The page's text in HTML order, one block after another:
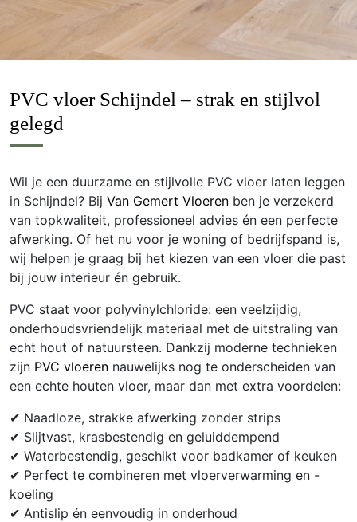
PVC vloer Schijndel – strak en stijlvol
gelegd
Wil je een duurzame en stijlvolle PVC vloer laten leggen
in Schijndel? Bij Van Gemert Vloeren ben je verzekerd
van topkwaliteit, professioneel advies én een perfecte
afwerking. Of het nu voor je woning of bedrijfspand is,
wij helpen je graag bij het kiezen van een vloer die past
bij jouw interieur én gebruik.
PVC staat voor polyvinylchloride: een veelzijdig,
onderhoudsvriendelijk materiaal met de uitstraling van
echt hout of natuursteen. Dankzij moderne technieken
zijn PVC vloeren nauwelijks nog te onderscheiden van
een echte houten vloer, maar dan met extra voordelen:
✔ Naadloze, strakke afwerking zonder strips
✔ Slijtvast, krasbestendig en geluiddempend
✔ Waterbestendig, geschikt voor badkamer of keuken
✔ Perfect te combineren met vloerverwarming en -
koeling
✔ Antislip én eenvoudig in onderhoud